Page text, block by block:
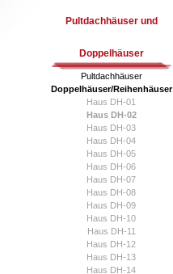
Pultdachhäuser und
Doppelhäuser
Pultdachhäuser
Doppelhäuser/Reihenhäuser
Haus DH-01
Haus DH-02
Haus DH-03
Haus DH-04
Haus DH-05
Haus DH-06
Haus DH-07
Haus DH-08
Haus DH-09
Haus DH-10
Haus DH-11
Haus DH-12
Haus DH-13
Haus DH-14